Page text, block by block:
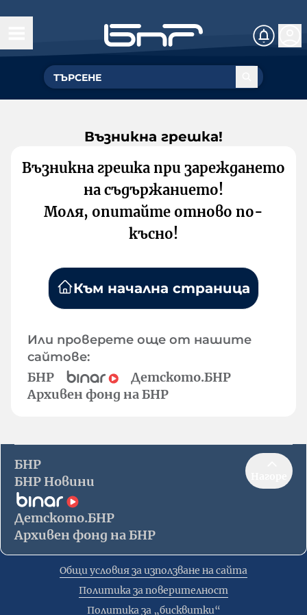
Възникна грешка!
Възникна грешка при зареждането
на съдържанието!
Моля, опитайте отново по-
късно!
Към начална страница
Или проверете още от нашите
сайтове:
БНР
Детското.БНР
Архивен фонд на БНР
БНР
БНР Новини
Детското.БНР
Архивен фонд на БНР
Общи условия за използване на сайта
Политика за поверителност
Политика за „бисквитки“